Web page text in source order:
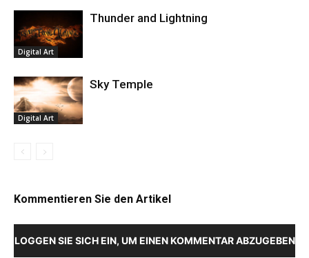
Digital Art
Thunder and Lightning
Digital Art
Sky Temple
Kommentieren Sie den Artikel
LOGGEN SIE SICH EIN, UM EINEN KOMMENTAR ABZUGEBEN